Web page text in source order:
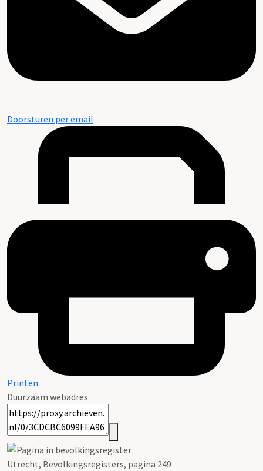
Doorsturen per email
Printen
Duurzaam webadres
Utrecht, Bevolkingsregisters, pagina 249